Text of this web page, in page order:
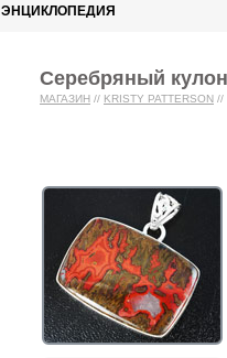
ЭНЦИКЛОПЕДИЯ
Серебряный
МАГАЗИН // KRISTY PATTERSON //